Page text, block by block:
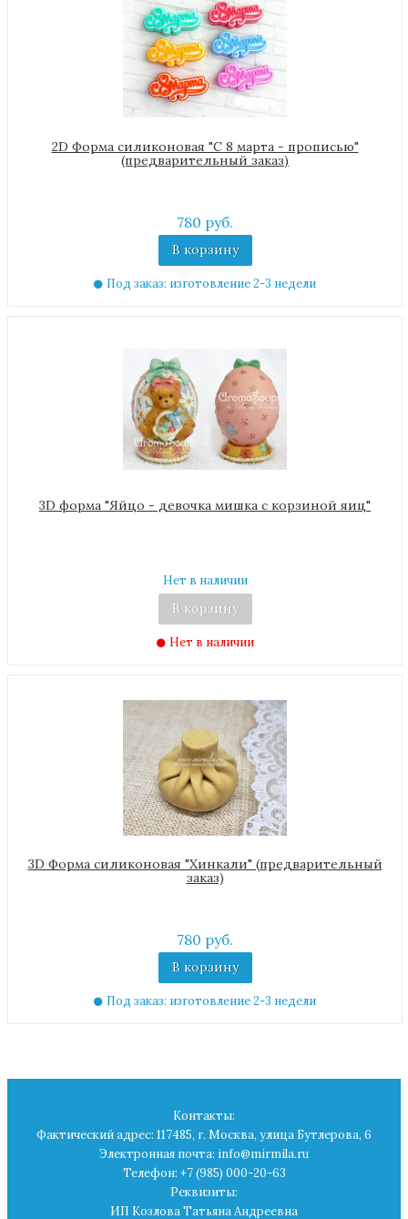
2D Форма силиконовая "С 8 марта - прописью"
(предварительный заказ)
780 руб.
В корзину
Под заказ: изготовление 2-3 недели
3D форма "Яйцо - девочка мишка с корзиной яиц"
Нет в наличии
В корзину
Нет в наличии
3D Форма силиконовая "Хинкали" (предварительный
заказ)
780 руб.
В корзину
Под заказ: изготовление 2-3 недели
Контакты:
Фактический адрес: 117485, г. Москва, улица Бутлерова, 6
Электронная почта: info@mirmila.ru
Телефон: +7 (985) 000-20-63
Реквизиты:
ИП Козлова Татьяна Андреевна